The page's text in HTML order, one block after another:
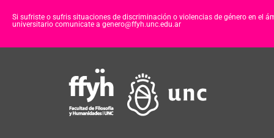
Si sufriste o sufris situaciones de discriminación o violencias de género en el
universitario comunicate a genero@ffyh.unc.edu.ar